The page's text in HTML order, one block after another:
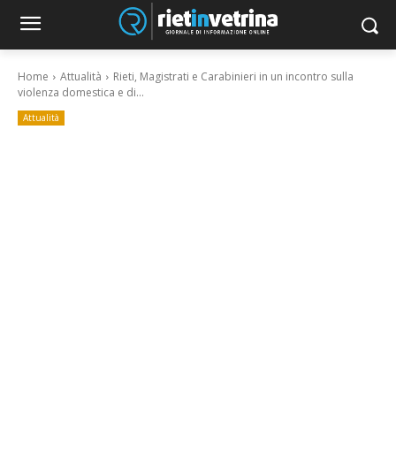
Home Attualità
Rieti, Magistrati e Carabinieri in un incontro sulla
violenza domestica e di...
Attualità